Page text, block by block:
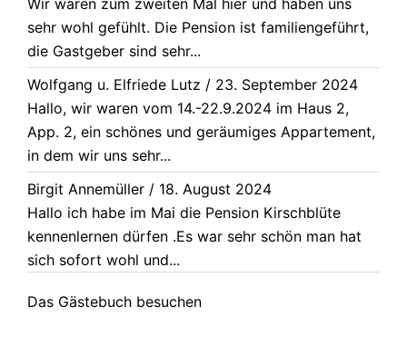
sehr wohl gefühlt. Die Pension ist familiengeführt,
die Gastgeber sind sehr...
Wolfgang u. Elfriede Lutz / 23. September 2024
Hallo, wir waren vom 14.-22.9.2024 im Haus 2,
App. 2, ein schönes und geräumiges Appartement,
in dem wir uns sehr...
Birgit Annemüller / 18. August 2024
Hallo ich habe im Mai die Pension Kirschblüte
kennenlernen dürfen .Es war sehr schön man hat
sich sofort wohl und...
Das Gästebuch besuchen